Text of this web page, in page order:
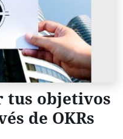
tus objetivos
de OKRs